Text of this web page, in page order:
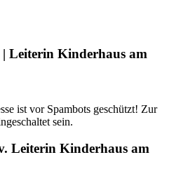
Leiterin Kinderhaus am
ist vor Spambots geschützt! Zur
sein.
Leiterin Kinderhaus am